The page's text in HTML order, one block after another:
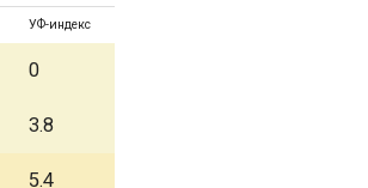
УФ-индекс
0
3.8
5.4